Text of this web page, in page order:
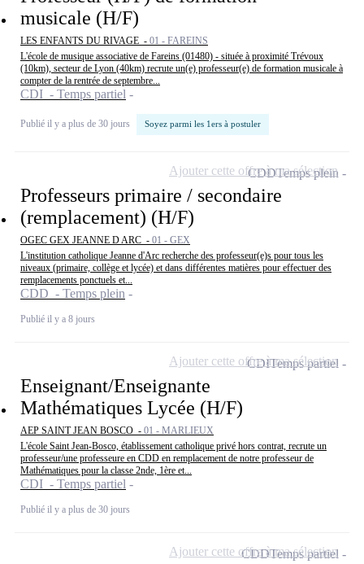
musicale (H/F)
LES ENFANTS DU RIVAGE - 01 - FAREINS
L'école de musique associative de Fareins (01480) - située à proximité Trévoux
(10km), secteur de Lyon (40km) recrute un(e) professeur(e) de formation musicale à
compter de la rentrée de septembre...
CDI - Temps partiel
Publié il y a plus de 30 jours Soyez parmi les 1ers à postuler
Professeurs primaire / secondaire
(remplacement) (H/F)
OGEC GEX JEANNE D ARC - 01 - GEX
L'institution catholique Jeanne d'Arc recherche des professeur(e)s pour tous les
niveaux (primaire, collège et lycée) et dans différentes matières pour effectuer des
remplacements ponctuels et...
CDD - Temps plein
Publié il y a 8 jours
CDDTemps plein
Ajouter cette offre à ma sélection
Enseignant/Enseignante
Mathématiques Lycée (H/F)
AEP SAINT JEAN BOSCO - 01 - MARLIEUX
L'école Saint Jean-Bosco, établissement catholique privé hors contrat, recrute un
professeur/une professeure en CDD en remplacement de notre professeur de
Mathématiques pour la classe 2nde, 1ère et...
CDI - Temps partiel
Publié il y a plus de 30 jours
CDITemps partiel
Ajouter cette offre à ma sélection
CDDTemps partiel
Ajouter cette offre à ma sélection